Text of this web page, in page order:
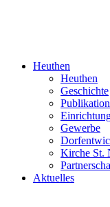
Heuthen
Heuthen
Geschichte
Gewerbe
Kirche St.
Aktuelles